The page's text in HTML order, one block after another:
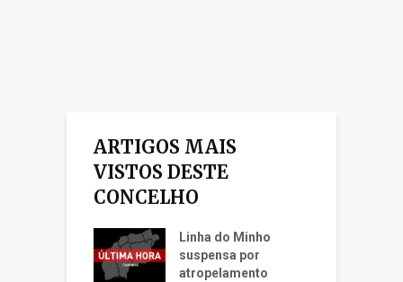
ARTIGOS MAIS
VISTOS DESTE
CONCELHO
Linha do Minho
suspensa por
atropelamento